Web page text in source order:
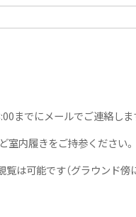
までにメールでご連絡しま
室内履きをご持参ください。
は可能です（グラウンド傍